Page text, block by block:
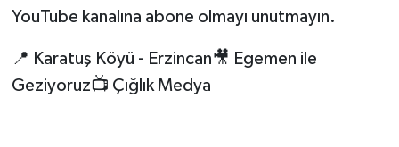
YouTube kanalına abone olmayı unutmayın.
📍 Karatuş Köyü - Erzincan🎥 Egemen ile
Geziyoruz📺 Çığlık Medya